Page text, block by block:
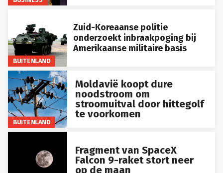
BUITENLAND
Zuid-Koreaanse politie
onderzoekt inbraakpoging bij
Amerikaanse militaire basis
BUITENLAND
Moldavië koopt dure
noodstroom om
stroomuitval door hittegolf
te voorkomen
Fragment van SpaceX
Falcon 9-raket stort neer
op de maan